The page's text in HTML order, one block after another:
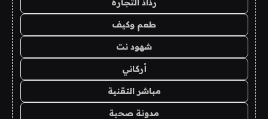
طعم وكيف
شهود نت
أركاني
مباشر التقنية
مدونة صحبة